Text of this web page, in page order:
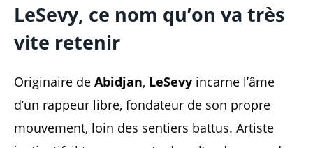
LeSevy, ce nom qu’on va très
vite retenir
Originaire de Abidjan, LeSevy incarne l’âme
d’un rappeur libre, fondateur de son propre
mouvement, loin des sentiers battus. Artiste